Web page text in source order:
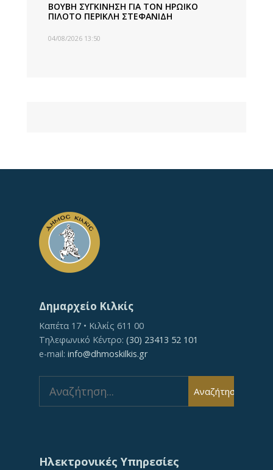
ΒΟΥΒΗ ΣΥΓΚΙΝΗΣΗ ΓΙΑ ΤΟΝ ΗΡΩΙΚΟ
ΠΙΛΟΤΟ ΠΕΡΙΚΛΗ ΣΤΕΦΑΝΙΔΗ
04/08/2026 13:50
Δημαρχείο Κιλκίς
Καπέτα 17 • Κιλκίς 611 00
Τηλεφωνικό Κέντρο: (30) 23413 52 101
e-mail: info@dhmoskilkis.gr
for:
Αναζήτηση
Ηλεκτρονικές Υπηρεσίες